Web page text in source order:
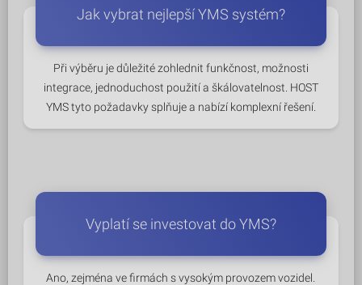
Jak vybrat nejlepší YMS systém?
Při výběru je důležité zohlednit funkčnost, možnosti
integrace, jednoduchost použití a škálovatelnost. HOST
YMS tyto požadavky splňuje a nabízí komplexní řešení.
Vyplatí se investovat do YMS?
Ano, zejména ve firmách s vysokým provozem vozidel.